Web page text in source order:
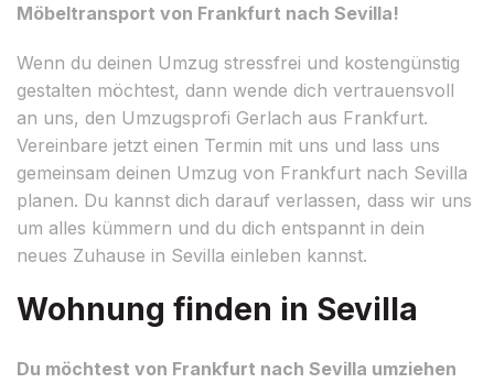
Möbeltransport von Frankfurt nach Sevilla!
Wenn du deinen Umzug stressfrei und kostengünstig
gestalten möchtest, dann wende dich vertrauensvoll
an uns, den Umzugsprofi Gerlach aus Frankfurt.
Vereinbare jetzt einen Termin mit uns und lass uns
gemeinsam deinen Umzug von Frankfurt nach Sevilla
planen. Du kannst dich darauf verlassen, dass wir uns
um alles kümmern und du dich entspannt in dein
neues Zuhause in Sevilla einleben kannst.
Wohnung finden in Sevilla
Du möchtest von Frankfurt nach Sevilla umziehen